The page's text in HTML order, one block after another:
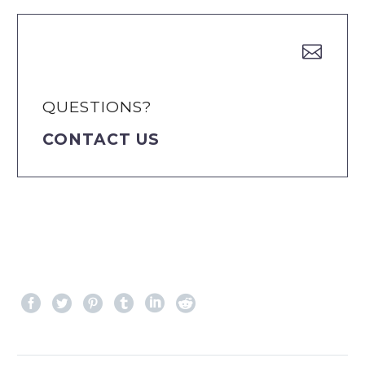


QUESTIONS?
CONTACT US